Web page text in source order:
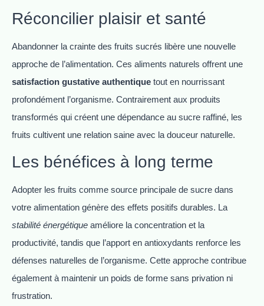
Réconcilier plaisir et santé
Abandonner la crainte des fruits sucrés libère une nouvelle
approche de l’alimentation. Ces aliments naturels offrent une
satisfaction gustative authentique tout en nourrissant
profondément l’organisme. Contrairement aux produits
transformés qui créent une dépendance au sucre raffiné, les
fruits cultivent une relation saine avec la douceur naturelle.
Les bénéfices à long terme
Adopter les fruits comme source principale de sucre dans
votre alimentation génère des effets positifs durables. La
stabilité énergétique améliore la concentration et la
productivité, tandis que l’apport en antioxydants renforce les
défenses naturelles de l’organisme. Cette approche contribue
également à maintenir un poids de forme sans privation ni
frustration.